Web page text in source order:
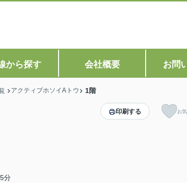
から探す 会社概要 お問
アクティブホソイAトウ 1階
分
印刷する お